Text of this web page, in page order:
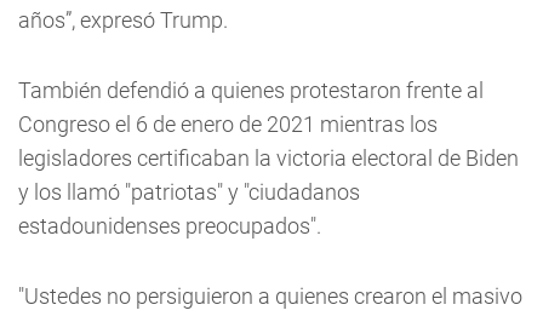
años”, expresó Trump.
También defendió a quienes protestaron frente al
Congreso el 6 de enero de 2021 mientras los
legisladores certificaban la victoria electoral de Biden
y los llamó "patriotas" y "ciudadanos
estadounidenses preocupados".
"Ustedes no persiguieron a quienes crearon el masivo